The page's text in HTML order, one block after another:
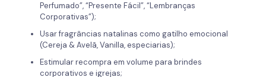
Perfumado”, “Presente Fácil”, “Lembranças
Corporativas”);
Usar fragrâncias natalinas como gatilho emocional
(Cereja & Avelã, Vanilla, especiarias);
Estimular recompra em volume para brindes
corporativos e igrejas;